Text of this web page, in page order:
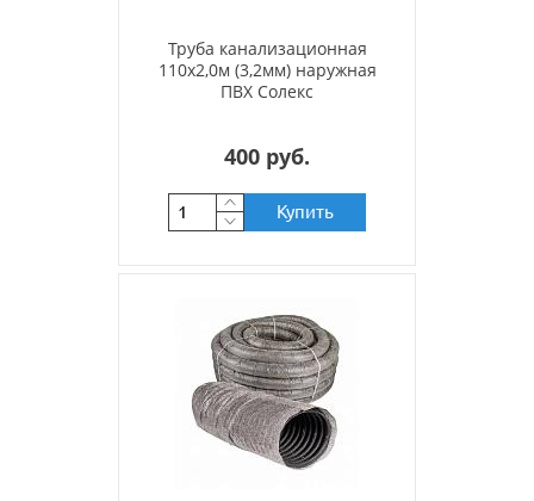
Труба канализационная
110х2,0м (3,2мм) наружная
ПВХ Солекс
400 руб.
Купить